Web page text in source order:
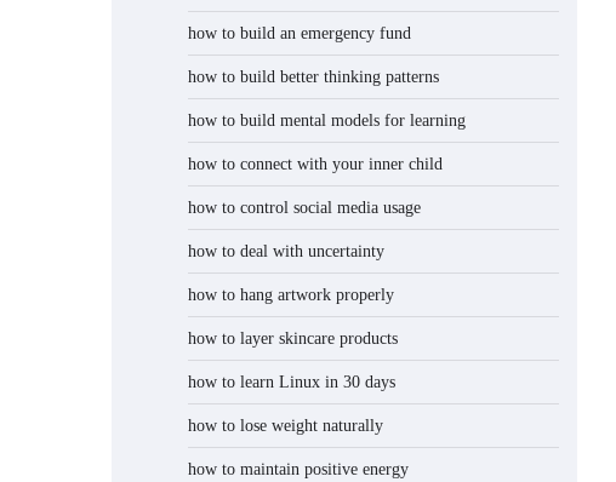
how to build an emergency fund
how to build better thinking patterns
how to build mental models for learning
how to connect with your inner child
how to control social media usage
how to deal with uncertainty
how to hang artwork properly
how to layer skincare products
how to learn Linux in 30 days
how to lose weight naturally
how to maintain positive energy